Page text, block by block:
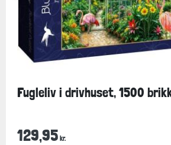
Fugleliv i drivhuset, 1500
129,95 kr.